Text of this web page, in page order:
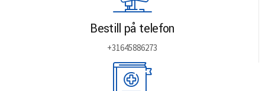
Bestill på telefon
+31645886273